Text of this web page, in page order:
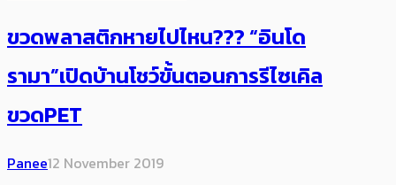
ขวดพลาสติกหายไปไหน??? “อินโด
รามา”เปิดบ้านโชว์ขั้นตอนการรีไซเคิล
ขวดPET
Panee12 November 2019